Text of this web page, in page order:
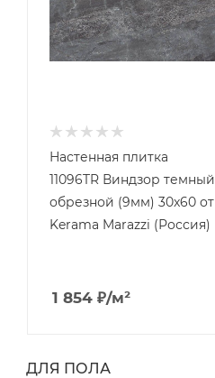
Настенная плитка
11096TR Виндзор темный
обрезной (9мм) 30x60 от
Kerama Marazzi (Россия)
1 854 ₽/м²
ДЛЯ ПОЛА